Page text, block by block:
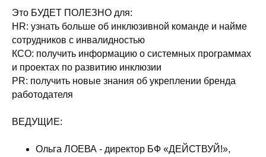
Это БУДЕТ ПОЛЕЗНО для:
HR: узнать больше об инклюзивной команде и найме
сотрудников с инвалидностью
КСО: получить информацию о системных программах
и проектах по развитию инклюзии
PR: получить новые знания об укреплении бренда
работодателя
ВЕДУЩИЕ:
Ольга ЛОЕВА - директор БФ «ДЕЙСТВУЙ!»,